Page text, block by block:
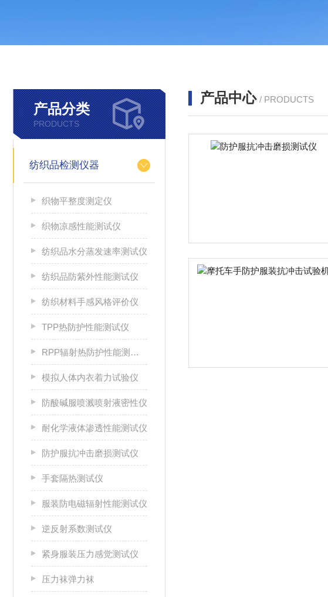
产品分类
PRODUCTS
纺织品检测仪器
织物平整度测定仪
织物凉感性能测试仪
纺织品水分蒸发速率测试仪
纺织品防紫外性能测试仪
纺织材料手感风格评价仪
TPP热防护性能测试仪
RPP辐射热防护性能测试仪
模拟人体内衣着力试验仪
防酸碱服喷溅喷射液密性仪
耐化学液体渗透性能测试仪
防护服抗冲击磨损测试仪
手套隔热测试仪
服装防电磁辐射性能测试仪
逆反射系数测试仪
紧身服装压力感觉测试仪
压力袜弹力袜
产品中心 / PRODUCTS